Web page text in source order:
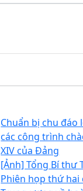
Chuẩn bị chu đáo
các công trình
XIV của Đảng
[Ảnh] Tổng Bí thư
Phiên họp thứ hai